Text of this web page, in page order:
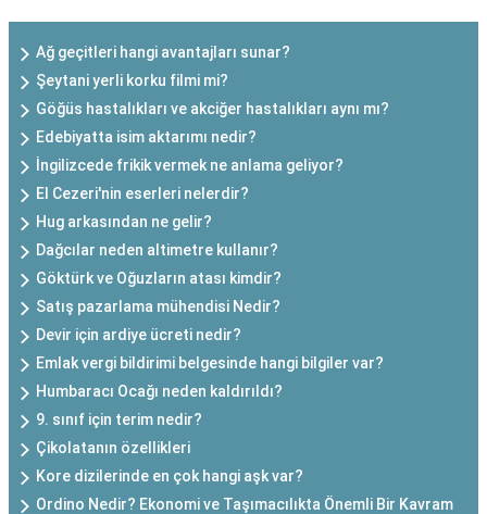
Ağ geçitleri hangi avantajları sunar?
Şeytani yerli korku filmi mi?
Göğüs hastalıkları ve akciğer hastalıkları aynı mı?
Edebiyatta isim aktarımı nedir?
İngilizcede frikik vermek ne anlama geliyor?
El Cezeri'nin eserleri nelerdir?
Hug arkasından ne gelir?
Dağcılar neden altimetre kullanır?
Göktürk ve Oğuzların atası kimdir?
Satış pazarlama mühendisi Nedir?
Devir için ardiye ücreti nedir?
Emlak vergi bildirimi belgesinde hangi bilgiler var?
Humbaracı Ocağı neden kaldırıldı?
9. sınıf için terim nedir?
Çikolatanın özellikleri
Kore dizilerinde en çok hangi aşk var?
Ordino Nedir? Ekonomi ve Taşımacılıkta Önemli Bir Kavram